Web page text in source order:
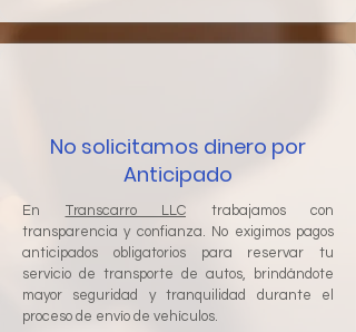
No solicitamos dinero por
Anticipado
En Transcarro LLC trabajamos con
transparencia y confianza. No exigimos pagos
anticipados obligatorios para reservar tu
servicio de transporte de autos, brindándote
mayor seguridad y tranquilidad durante el
proceso de envío de vehículos.